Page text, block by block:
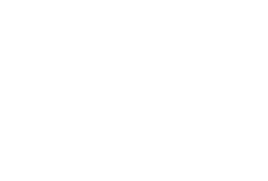
снаряжение, путеводители по странам